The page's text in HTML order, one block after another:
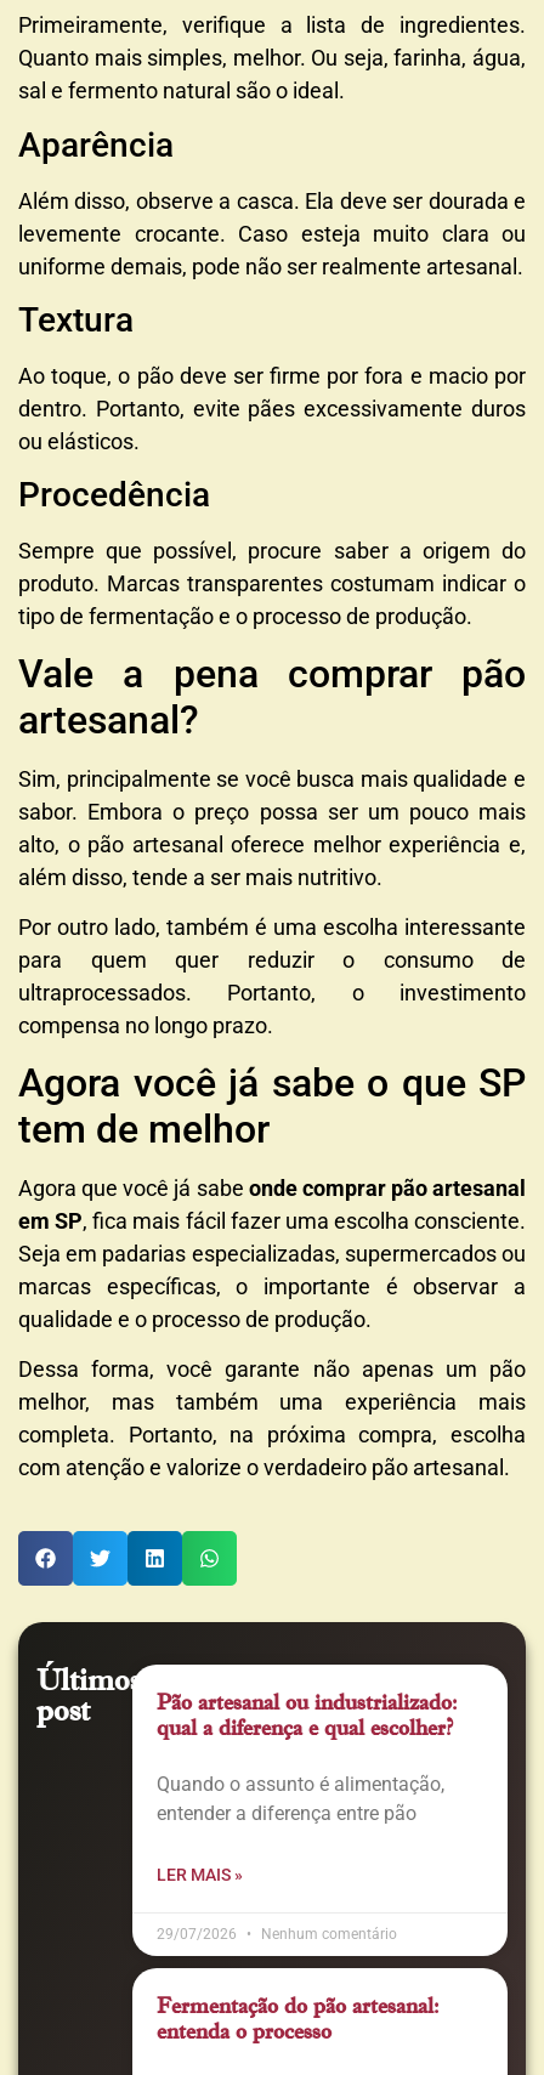
Primeiramente, verifique a lista de ingredientes.
Quanto mais simples, melhor. Ou seja, farinha, água,
sal e fermento natural são o ideal.
Aparência
Além disso, observe a casca. Ela deve ser dourada e
levemente crocante. Caso esteja muito clara ou
uniforme demais, pode não ser realmente artesanal.
Textura
Ao toque, o pão deve ser firme por fora e macio por
dentro. Portanto, evite pães excessivamente duros
ou elásticos.
Procedência
Sempre que possível, procure saber a origem do
produto. Marcas transparentes costumam indicar o
tipo de fermentação e o processo de produção.
Vale a pena comprar pão
artesanal?
Sim, principalmente se você busca mais qualidade e
sabor. Embora o preço possa ser um pouco mais
alto, o pão artesanal oferece melhor experiência e,
além disso, tende a ser mais nutritivo.
Por outro lado, também é uma escolha interessante
para quem quer reduzir o consumo de
ultraprocessados. Portanto, o investimento
compensa no longo prazo.
Agora você já sabe o que SP
tem de melhor
Agora que você já sabe onde comprar pão artesanal
em SP, fica mais fácil fazer uma escolha consciente.
Seja em padarias especializadas, supermercados ou
marcas específicas, o importante é observar a
qualidade e o processo de produção.
Dessa forma, você garante não apenas um pão
melhor, mas também uma experiência mais
completa. Portanto, na próxima compra, escolha
com atenção e valorize o verdadeiro pão artesanal.
Últimos
post
Pão artesanal ou industrializado:
qual a diferença e qual escolher?
Quando o assunto é alimentação,
entender a diferença entre pão
LER MAIS »
29/07/2026 Nenhum comentário
Fermentação do pão artesanal:
entenda o processo